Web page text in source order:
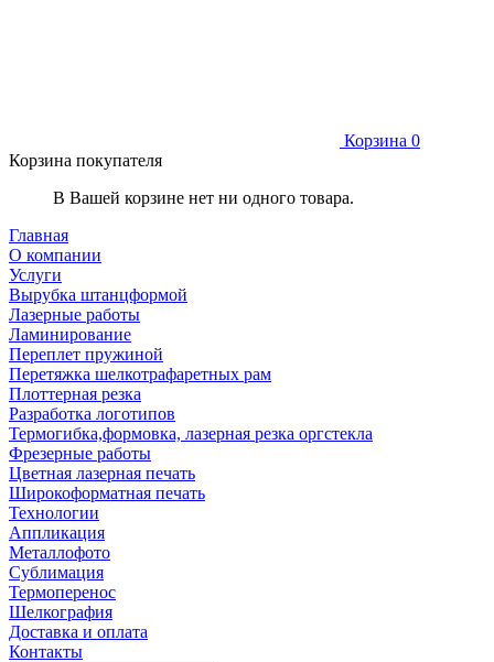
Корзина 0
Корзина покупателя
В Вашей корзине нет ни одного товара.
Главная
О компании
Услуги
Вырубка штанцформой
Лазерные работы
Ламинирование
Переплет пружиной
Перетяжка шелкотрафаретных рам
Плоттерная резка
Разработка логотипов
Термогибка,формовка, лазерная резка оргстекла
Фрезерные работы
Цветная лазерная печать
Широкоформатная печать
Технологии
Аппликация
Металлофото
Сублимация
Термоперенос
Шелкография
Доставка и оплата
Контакты